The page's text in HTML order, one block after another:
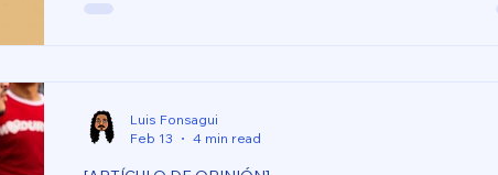
que considera que debe utilizar el garrote lo
Luis Fonsagui
Feb 13
4 min read